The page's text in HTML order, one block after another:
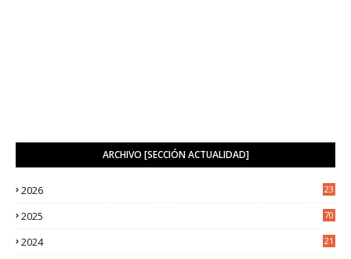
ARCHIVO [SECCIÓN ACTUALIDAD]
2026
23
2025
70
2024
21